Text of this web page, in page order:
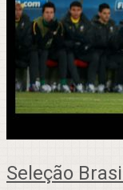
Seleção